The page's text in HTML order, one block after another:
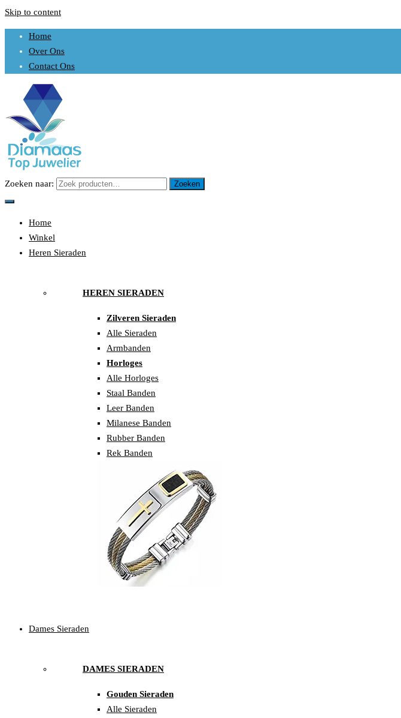
Skip to content
Home
Over Ons
Contact Ons
DIAMAAS TOP JUWELIER
Uw sieraden is ons werk
Zoeken naar: Zoeken
Home
Winkel
Heren Sieraden
HEREN SIERADEN
Zilveren Sieraden
Alle Sieraden
Armbanden
Horloges
Alle Horloges
Staal Banden
Leer Banden
Milanese Banden
Rubber Banden
Rek Banden
Dames Sieraden
DAMES SIERADEN
Gouden Sieraden
Alle Sieraden